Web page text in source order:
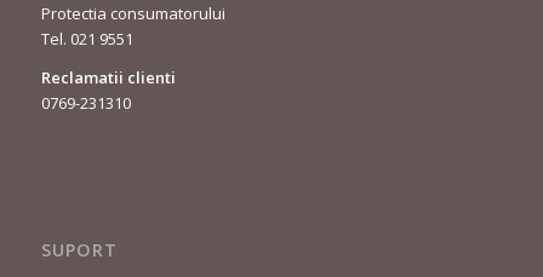
Protectia consumatorului
Tel. 021 9551
Reclamatii clienti
0769-231310
SUPORT